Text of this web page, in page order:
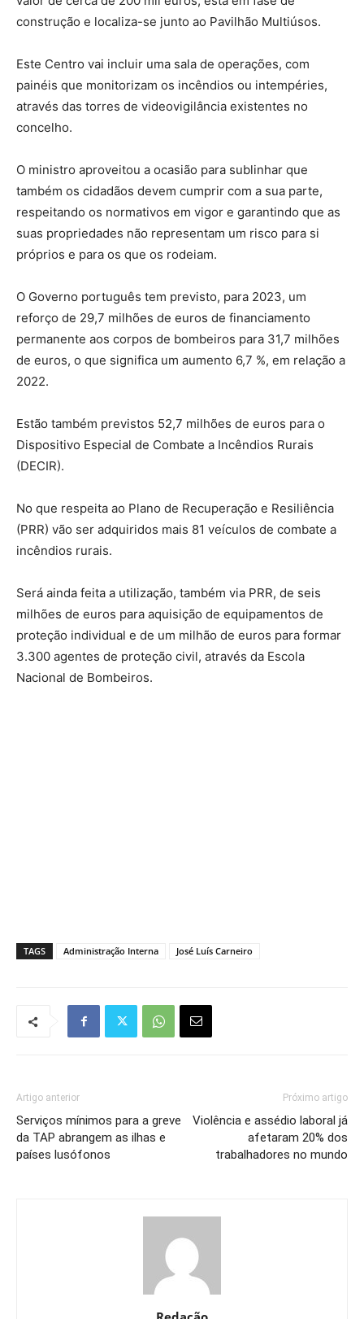
construção e localiza-se junto ao Pavilhão Multiúsos.
Este Centro vai incluir uma sala de operações, com
painéis que monitorizam os incêndios ou intempéries,
através das torres de videovigilância existentes no
concelho.
O ministro aproveitou a ocasião para sublinhar que
também os cidadãos devem cumprir com a sua parte,
respeitando os normativos em vigor e garantindo que as
suas propriedades não representam um risco para si
próprios e para os que os rodeiam.
O Governo português tem previsto, para 2023, um
reforço de 29,7 milhões de euros de financiamento
permanente aos corpos de bombeiros para 31,7 milhões
de euros, o que significa um aumento 6,7 %, em relação a
2022.
Estão também previstos 52,7 milhões de euros para o
Dispositivo Especial de Combate a Incêndios Rurais
(DECIR).
No que respeita ao Plano de Recuperação e Resiliência
(PRR) vão ser adquiridos mais 81 veículos de combate a
incêndios rurais.
Será ainda feita a utilização, também via PRR, de seis
milhões de euros para aquisição de equipamentos de
proteção individual e de um milhão de euros para formar
3.300 agentes de proteção civil, através da Escola
Nacional de Bombeiros.
TAGS Administração Interna José Luís Carneiro
Artigo anterior
Serviços mínimos para a greve
da TAP abrangem as ilhas e
países lusófonos
Próximo artigo
Violência e assédio laboral já
afetaram 20% dos
trabalhadores no mundo